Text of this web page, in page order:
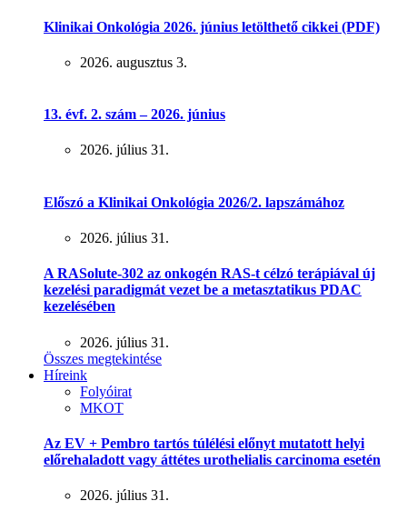
Klinikai Onkológia 2026. június letölthető cikkei (PDF)
2026. augusztus 3.
13. évf. 2. szám – 2026. június
2026. július 31.
Előszó a Klinikai Onkológia 2026/2. lapszámához
2026. július 31.
A RASolute-302 az onkogén RAS-t célzó terápiával új
kezelési paradigmát vezet be a metasztatikus PDAC
kezelésében
2026. július 31.
Összes megtekintése
Híreink
Folyóirat
MKOT
Az EV + Pembro tartós túlélési előnyt mutatott helyi
előrehaladott vagy áttétes urothelialis carcinoma esetén
2026. július 31.